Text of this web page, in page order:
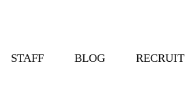
STAFF BLOG RECRUIT